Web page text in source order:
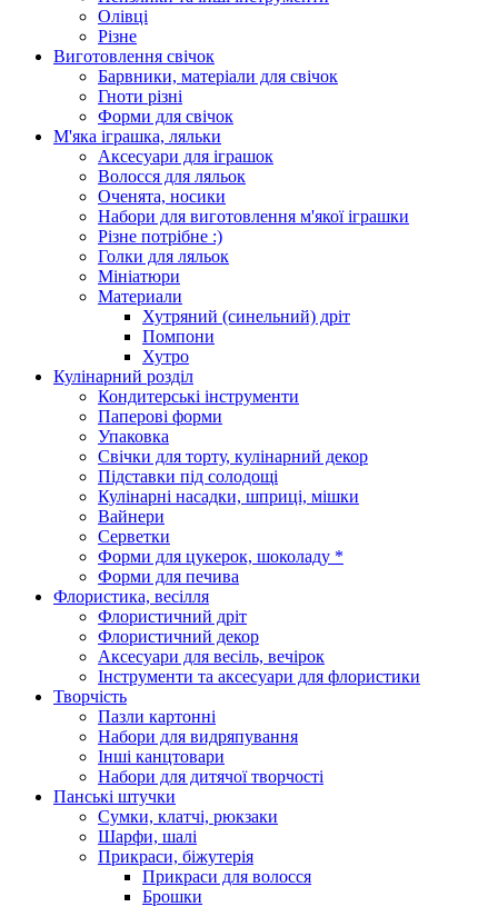
Олівці
Різне
Виготовлення свічок
Барвники, матеріали для свічок
Гноти різні
Форми для свічок
М'яка іграшка, ляльки
Аксесуари для іграшок
Волосся для ляльок
Оченята, носики
Набори для виготовлення м'якої іграшки
Різне потрібне :)
Голки для ляльок
Мініатюри
Материали
Хутряний (синельний) дріт
Помпони
Хутро
Кулінарний розділ
Кондитерські інструменти
Паперові форми
Упаковка
Свічки для торту, кулінарний декор
Підставки під солодощі
Кулінарні насадки, шприці, мішки
Вайнери
Серветки
Форми для цукерок, шоколаду *
Форми для печива
Флористика, весілля
Флористичний дріт
Флористичний декор
Аксесуари для весіль, вечірок
Інструменти та аксесуари для флористики
Творчість
Пазли картонні
Набори для видряпування
Інші канцтовари
Набори для дитячої творчості
Панські штучки
Сумки, клатчі, рюкзаки
Шарфи, шалі
Прикраси, біжутерія
Прикраси для волосся
Брошки